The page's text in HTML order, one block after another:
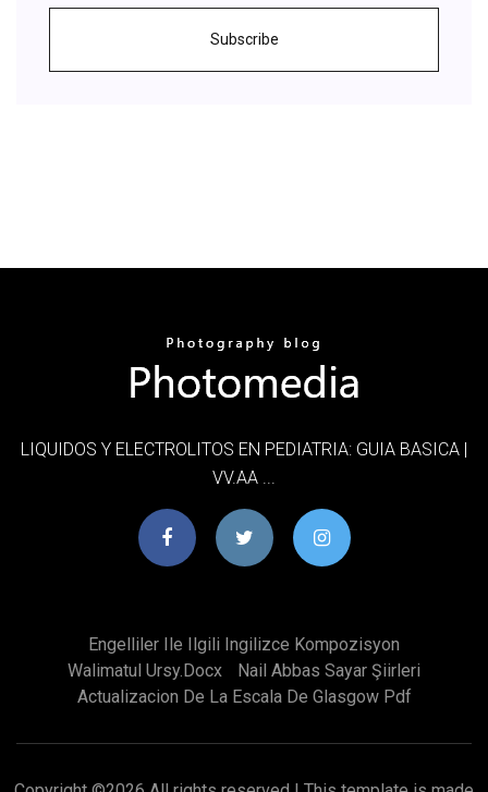
Subscribe
LIQUIDOS Y ELECTROLITOS EN PEDIATRIA: GUIA BASICA |
VV.AA ...
Engelliler Ile Ilgili Ingilizce Kompozisyon
Walimatul Ursy.docx
Nail Abbas Sayar Şiirleri
Actualizacion De La Escala De Glasgow Pdf